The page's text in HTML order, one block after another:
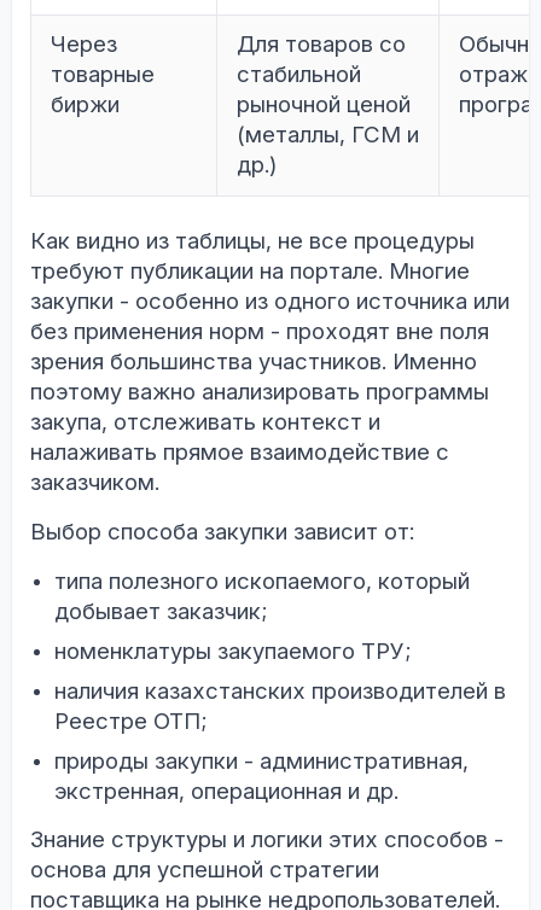
Через
товарные
биржи
Для товаров со
стабильной
рыночной ценой
(металлы, ГСМ и
др.)
Как видно из таблицы, не все процедуры
требуют публикации на портале. Многие
закупки - особенно из одного источника или
без применения норм - проходят вне поля
зрения большинства участников. Именно
поэтому важно анализировать программы
закупа, отслеживать контекст и
налаживать прямое взаимодействие с
заказчиком.
Выбор способа закупки зависит от:
типа полезного ископаемого, который
добывает заказчик;
номенклатуры закупаемого ТРУ;
наличия казахстанских производителей в
Реестре ОТП;
природы закупки - административная,
экстренная, операционная и др.
Знание структуры и логики этих способов -
основа для успешной стратегии
поставщика на рынке недропользователей.